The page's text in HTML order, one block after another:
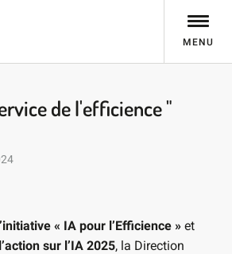
MENU
de l'efficience "
« IA pour l’Efficience » et
sur l’IA 2025, la Direction